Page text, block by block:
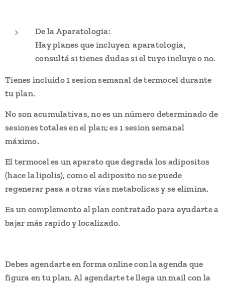
De la Aparatologia:
Hay planes que incluyen aparatologia,
consultá si tienes dudas si el tuyo incluye o no.
Tienes incluido 1 sesion semanal de termocel durante
tu plan.
No son acumulativas, no es un número determinado de
sesiones totales en el plan; es 1 sesion semanal
máximo.
El termocel es un aparato que degrada los adipositos
(hace la lipolis), como el adiposito no se puede
regenerar pasa a otras vias metabolicas y se elimina.
Es un complemento al plan contratado para ayudarte a
bajar más rapido y localizado.
Debes agendarte en forma online con la agenda que
figura en tu plan. Al agendarte te llega un mail con la